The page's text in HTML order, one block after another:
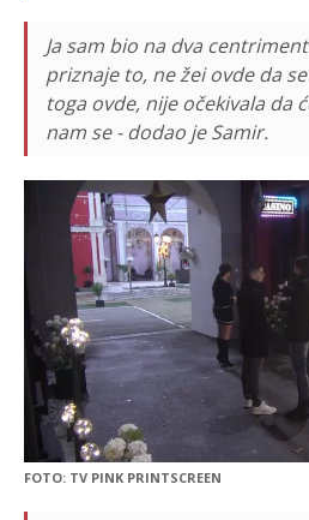
Ja sam bio na dva
priznaje to, ne žei ovde da
toga ovde, nije očekivala da
nam se - dodao je Samir.
FOTO: TV PINK PRINTSCREEN